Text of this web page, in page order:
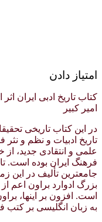
امتیاز دادن
کتاب تاریخ ادبی ایران
امیر کبیر
در این کتاب تاریخی
تاریخ ادبیات و نظم و
علمی و انتقادی جدید،
فرهنگ ایران بوده است.
جامعترین تألیف در این
به‌ زبان‌ انگلیسی‌ بر